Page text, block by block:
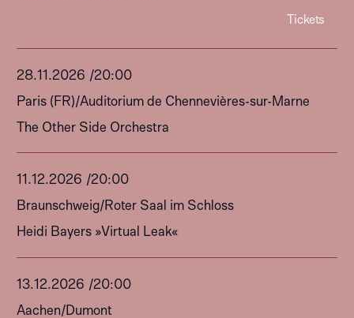
Tickets
Straßbourg
28 .11 2026 /20:00
Paris (FR)/Auditorium de Chennevières-sur-Marne
The Other Side Orchestra
11.12.2026 /20:00
Braunschweig/Roter Saal im Schloss
Heidi Bayers »Virtual Leak«
13 .12 2026 /20:00
Aachen/Dumont